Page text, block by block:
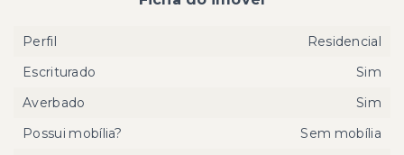
Perfil
Residencial
Escriturado
Sim
Averbado
Sim
Possui mobília?
Sem mobília